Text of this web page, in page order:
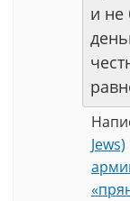
и не
Jews)